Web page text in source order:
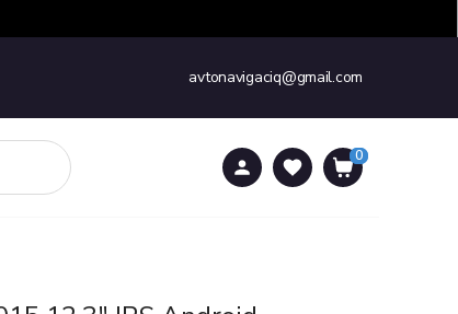
avtonavigaciq@gmail.com
0
0